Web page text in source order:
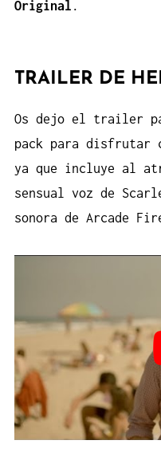
Original .
TRAILER DE
Os dejo el trailer
pack para disfrutar
ya que incluye al
sensual voz de
sonora de Arcade